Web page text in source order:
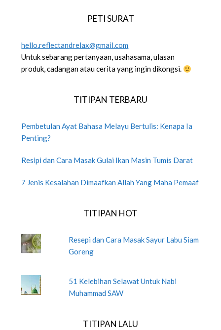
PETI SURAT
hello.reflectandrelax@gmail.com
Untuk sebarang pertanyaan, usahasama, ulasan
produk, cadangan atau cerita yang ingin dikongsi.
TITIPAN TERBARU
Pembetulan Ayat Bahasa Melayu Bertulis: Kenapa Ia
Penting?
Resipi dan Cara Masak Gulai Ikan Masin Tumis Darat
7 Jenis Kesalahan Dimaafkan Allah Yang Maha Pemaaf
TITIPAN HOT
Resepi dan Cara Masak Sayur Labu Siam
Goreng
51 Kelebihan Selawat Untuk Nabi
Muhammad SAW
TITIPAN LALU